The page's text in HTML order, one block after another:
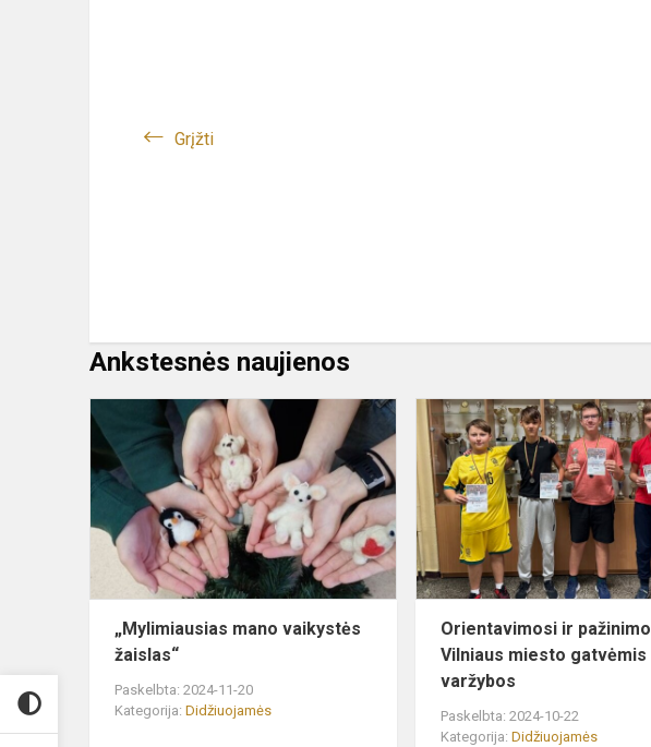
Grįžti
Ankstesnės naujienos
„Mylimiausias
mano
vaikystės
žaislas“
„Mylimiausias mano vaikystės
žaislas“
Paskelbta: 2024-11-20
Kategorija: Didžiuojamės
Orientavimosi ir pažinimo
Vilniaus miesto gatvėmis
varžybos
Paskelbta: 2024-10-22
Kategorija:Didžiuojamės